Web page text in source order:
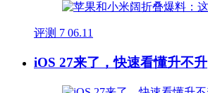
评测 7 06.11
iOS 27来了，快速看懂升不升